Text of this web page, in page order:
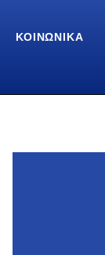
ΚΟΙΝΩΝΙΚΆ